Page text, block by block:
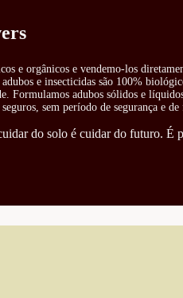
e orgânicos e vendemo-los
e insecticidas são 100%
Formulamos adubos sólidos e
sem período de segurança e
do solo é cuidar do futuro. É